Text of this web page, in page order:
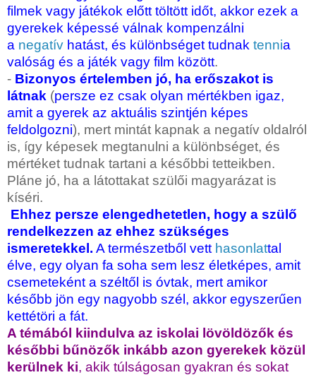
filmek vagy játékok előtt töltött időt, akkor ezek a
gyerekek képessé válnak kompenzálni
a negatív hatást, és különbséget tudnak tennia
valóság és a játék vagy film között.
- Bizonyos értelemben jó, ha erőszakot is
látnak (persze ez csak olyan mértékben igaz,
amit a gyerek az aktuális szintjén képes
feldolgozni), mert mintát kapnak a negatív oldalról
is, így képesek megtanulni a különbséget, és
mértéket tudnak tartani a későbbi tetteikben.
Pláne jó, ha a látottakat szülői magyarázat is
kíséri.
Ehhez persze elengedhetetlen, hogy a szülő
rendelkezzen az ehhez szükséges
ismeretekkel. A természetből vett hasonlattal
élve, egy olyan fa soha sem lesz életképes, amit
csemeteként a széltől is óvtak, mert amikor
később jön egy nagyobb szél, akkor egyszerűen
kettétöri a fát.
A témából kiindulva az iskolai lövöldözők és
későbbi bűnözők inkább azon gyerekek közül
kerülnek ki, akik túlságosan gyakran és sokat